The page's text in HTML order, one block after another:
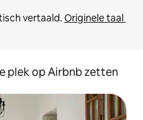
vertaald. Originele taal
plek op Airbnb zetten